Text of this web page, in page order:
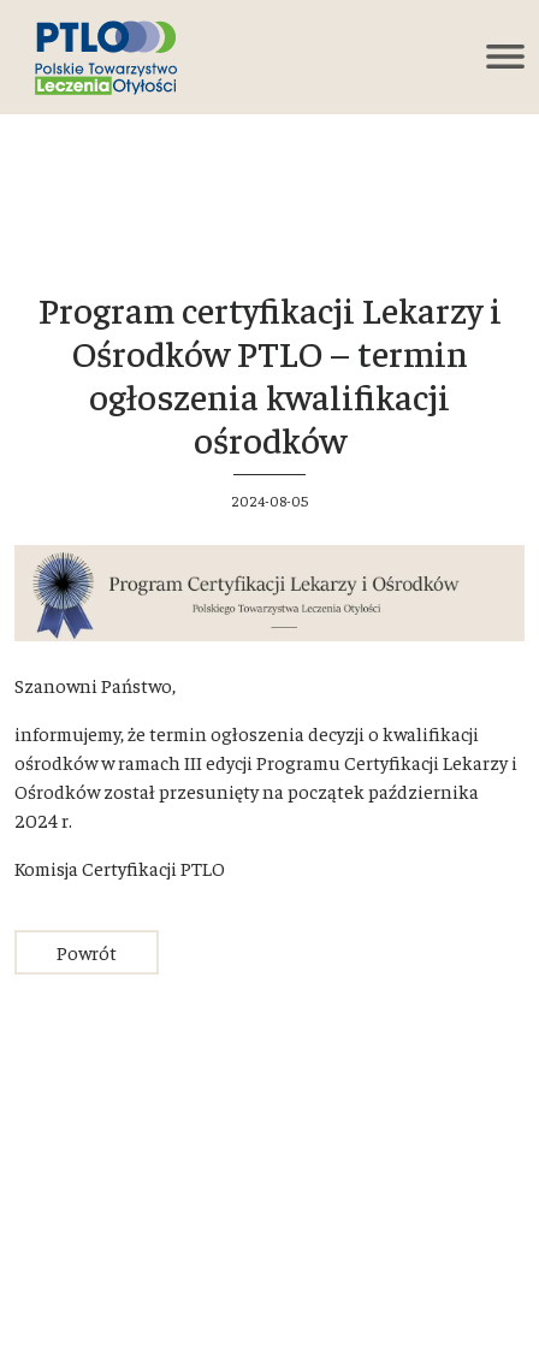
Program certyfikacji Lekarzy i
Ośrodków PTLO – termin
ogłoszenia kwalifikacji
ośrodków
2024-08-05
Szanowni Państwo,
informujemy, że termin ogłoszenia decyzji o kwalifikacji
ośrodków w ramach III edycji Programu Certyfikacji Lekarzy i
Ośrodków został przesunięty na początek października
2024 r.
Komisja Certyfikacji PTLO
Powrót